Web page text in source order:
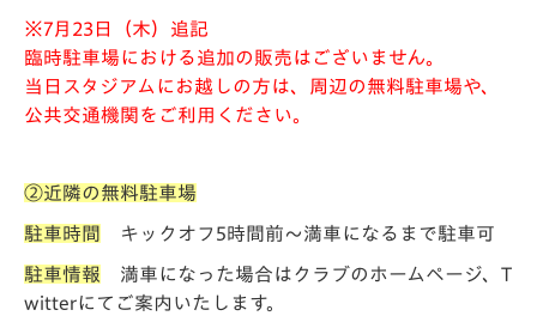
※7月23日（木）追記
臨時駐車場における追加の販売はございません。
当日スタジアムにお越しの方は、周辺の無料駐車場や、
公共交通機関をご利用ください。
②近隣の無料駐車場
駐車時間 キックオフ5時間前～満車になるまで駐車可
駐車情報 満車になった場合はクラブのホームページ、T
witterにてご案内いたします。